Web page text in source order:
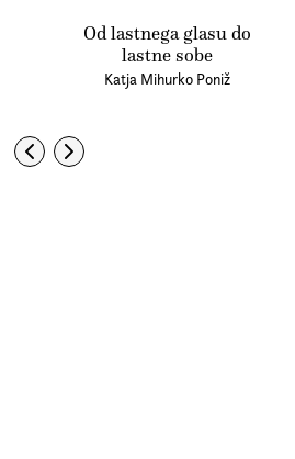
Od lastnega glasu do
lastne sobe
Katja Mihurko Poniž